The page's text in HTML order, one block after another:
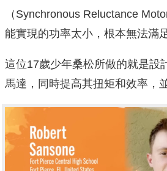
（Synchronous Reluctance
能實現的功率太小，根本無法滿
這位17歲少年桑松所做的就是設
馬達，同時提高其扭矩和效率，